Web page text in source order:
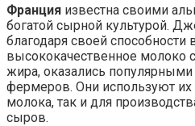
Франция известна своими
богатой сырной культурой.
благодаря своей способности
высококачественное
жира, оказались
фермеров. Они используют их
молока, так и для
сыров.